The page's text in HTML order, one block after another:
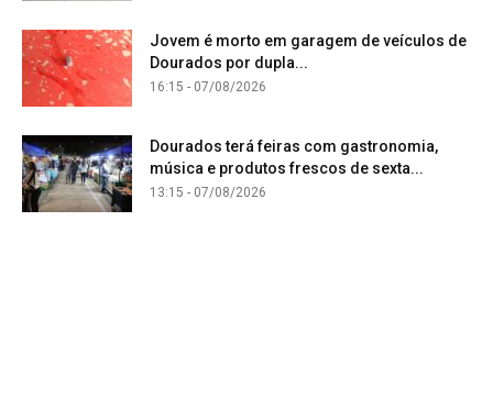
Jovem é morto em garagem de veículos de
Dourados por dupla...
16:15 - 07/08/2026
Dourados terá feiras com gastronomia,
música e produtos frescos de sexta...
13:15 - 07/08/2026